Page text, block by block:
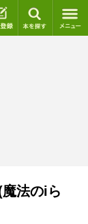
イン 新規登録
法のiら